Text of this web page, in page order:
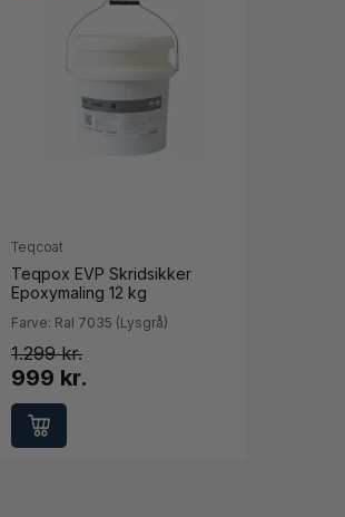
Teqcoat
Teqpox EVP Skridsikker
Epoxymaling 12 kg
Farve: Ral 7035 (Lysgrå)
1.299
999 kr.